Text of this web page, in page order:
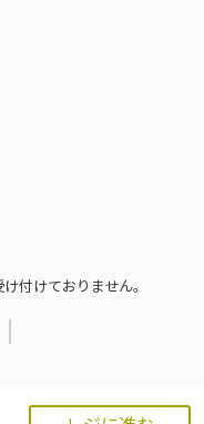
付けておりません。